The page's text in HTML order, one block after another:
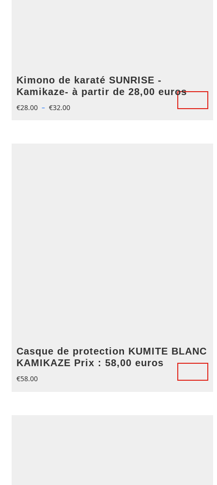
Kimono de karaté SUNRISE -
Kamikaze- à partir de 28,00 euros
€28.00 – €32.00
Casque de protection KUMITE BLANC
KAMIKAZE Prix : 58,00 euros
€58.00